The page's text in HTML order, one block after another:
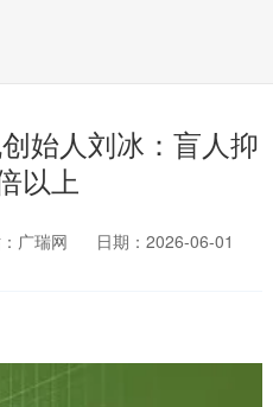
始人刘冰：盲人抑
以上
广瑞网
日期：2026-06-01